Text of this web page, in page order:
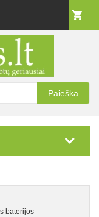
Paieška
baterijos